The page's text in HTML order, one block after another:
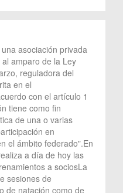
asociación privada
amparo de la Ley
reguladora del
en el
con el artículo 1
tiene como fin
de una o varias
en
el ámbito federado".En
a día de hoy las
a sociosLa
sesiones de
de natación como de